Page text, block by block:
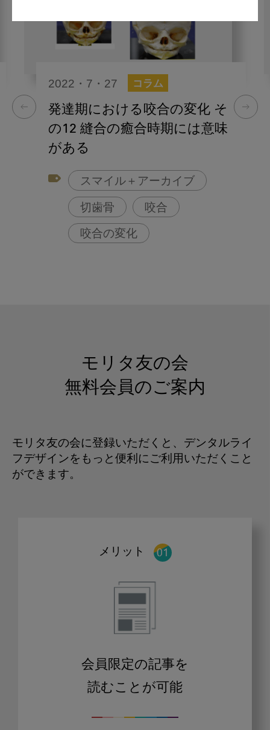
2022・7・27 コラム
発達期における咬合の変化 そ
の12 縫合の癒合時期には意味
がある
スマイル＋アーカイブ
切歯骨 咬合
咬合の変化
モリタ友の会
無料会員のご案内
モリタ友の会に登録いただくと、デンタルライ
フデザインをもっと便利にご利用いただくこと
ができます。
メリット
会員限定の記事を
読むことが可能